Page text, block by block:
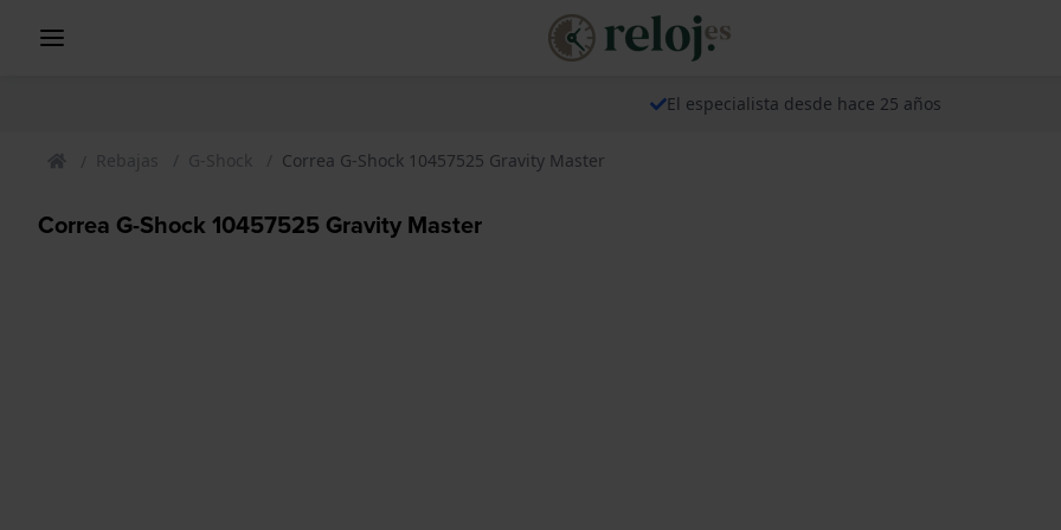
El especialista desde hace 25 años
Rebajas G-Shock Correa G-Shock 10457525 Gravity Master
Correa G-Shock 10457525 Gravity Master